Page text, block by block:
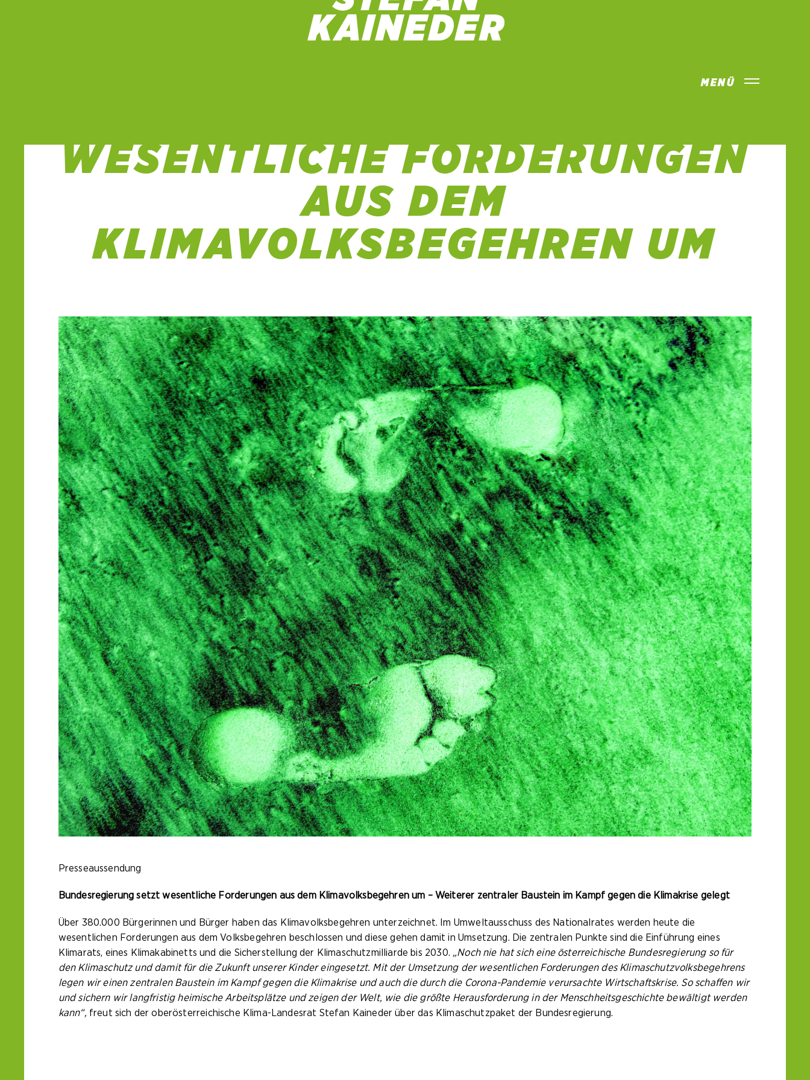
MENÜ
WESENTLICHE FORDERUNGEN
AUS DEM
KLIMAVOLKSBEGEHREN UM
Presseaussendung
Bundesregierung setzt wesentliche Forderungen aus dem Klimavolksbegehren um – Weiterer zentraler Baustein im Kampf gegen die Klimakrise gelegt
Über 380.000 Bürgerinnen und Bürger haben das Klimavolksbegehren unterzeichnet. Im Umweltausschuss des Nationalrates werden heute die
wesentlichen Forderungen aus dem Volksbegehren beschlossen und diese gehen damit in Umsetzung. Die zentralen Punkte sind die Einführung eines
Klimarats, eines Klimakabinetts und die Sicherstellung der Klimaschutzmilliarde bis 2030. „Noch nie hat sich eine österreichische Bundesregierung so für
den Klimaschutz und damit für die Zukunft unserer Kinder eingesetzt. Mit der Umsetzung der wesentlichen Forderungen des Klimaschutzvolksbegehrens
legen wir einen zentralen Baustein im Kampf gegen die Klimakrise und auch die durch die Corona-Pandemie verursachte Wirtschaftskrise. So schaffen wir
und sichern wir langfristig heimische Arbeitsplätze und zeigen der Welt, wie die größte Herausforderung in der Menschheitsgeschichte bewältigt werden
kann“, freut sich der oberösterreichische Klima-Landesrat Stefan Kaineder über das Klimaschutzpaket der Bundesregierung.